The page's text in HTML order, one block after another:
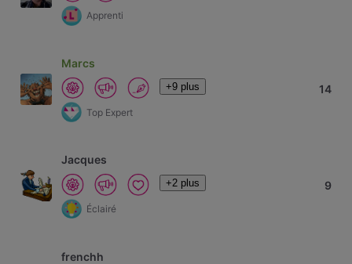
Apprenti
Marcs
+9 plus
Top Expert
14
Jacques
+2 plus
Éclairé
9
frenchh